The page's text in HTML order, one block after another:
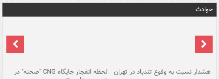
حوادث
هشدار نسبت به وفوع تندباد در تهران لحظه انفجار جایگاه CNG "صحنه" در